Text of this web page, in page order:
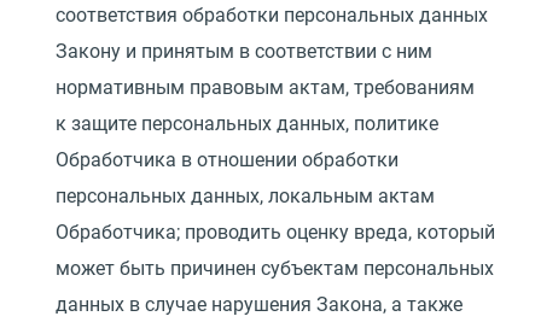
соответствия обработки персональных данных
Закону и принятым в соответствии с ним
нормативным правовым актам, требованиям
к защите персональных данных, политике
Обработчика в отношении обработки
персональных данных, локальным актам
Обработчика; проводить оценку вреда, который
может быть причинен субъектам персональных
данных в случае нарушения Закона, а также